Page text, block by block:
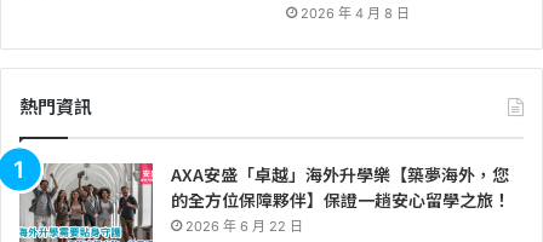
2026 年 4 月 8 日
熱門資訊
AXA安盛「卓越」海外升學樂【築夢海外，您
的全方位保障夥伴】保證一趟安心留學之旅！
2026 年 6 月 22 日